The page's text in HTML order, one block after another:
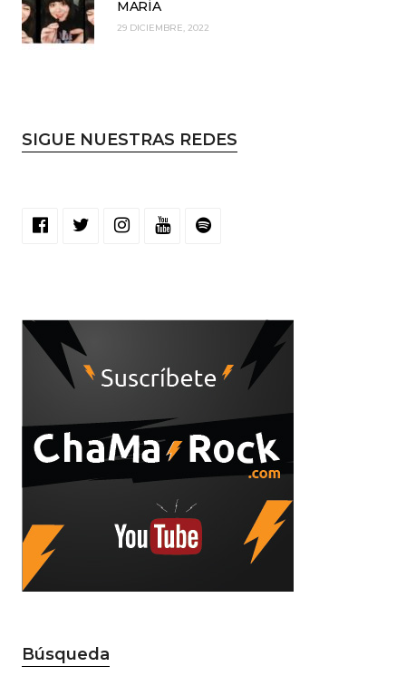
MARÍA
29 DICIEMBRE, 2022
SIGUE NUESTRAS REDES
Búsqueda